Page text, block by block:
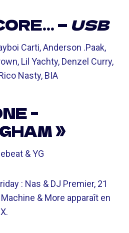
— USB
Carti, Anderson .Paak,
Lil Yachty, Denzel Curry,
Nasty, BIA
–
»
& YG
: Nas & DJ Premier, 21
& More apparaît en